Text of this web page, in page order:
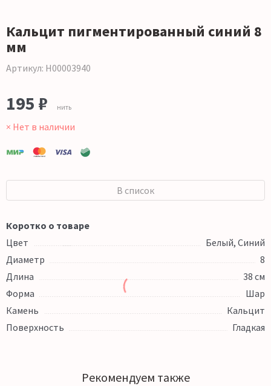
Кальцит пигментированный синий 8
мм
Артикул: Н00003940
195 ₽ нить
× Нет в наличии
В список
Коротко о товаре
Цвет
Белый, Синий
Диаметр
8
Длина
38 см
Форма
Шар
Камень
Кальцит
Поверхность
Гладкая
Рекомендуем также